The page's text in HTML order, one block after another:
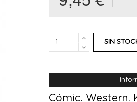
SIN
Cómic. Western.